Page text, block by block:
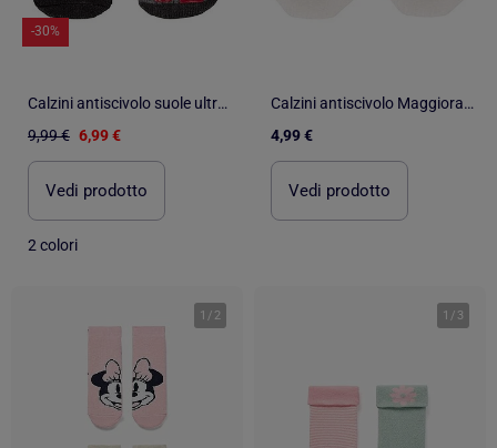
-30%
Calzini antiscivolo suole ultraconfortevoli e leggere con borchie bambino Isotoner
9,99 € 6,99 €
Vedi prodotto
2 colori
Calzini antiscivolo Maggioranza di cotone, forma bassa, brufoli unisex bambino Isotoner
4,99 €
Vedi prodotto
1 / 2 1 / 3